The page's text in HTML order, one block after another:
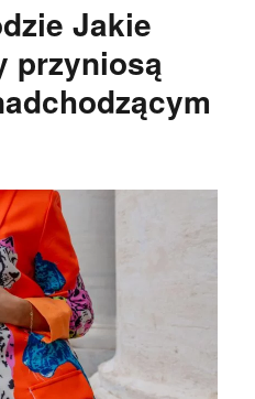
Jakie
przyniosą